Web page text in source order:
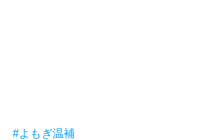
#よもぎ温補